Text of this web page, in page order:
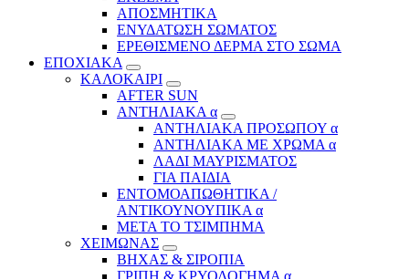
ΑΠΟΣΜΗΤΙΚΑ
ΕΝΥΔΑΤΩΣΗ ΣΩΜΑΤΟΣ
ΕΡΕΘΙΣΜΕΝΟ ΔΕΡΜΑ ΣΤΟ ΣΩΜΑ
ΕΠΟΧΙΑΚΑ
ΚΑΛΟΚΑΙΡΙ
AFTER SUN
ΑΝΤΗΛΙΑΚΑ α
ΑΝΤΗΛΙΑΚΑ ΠΡΟΣΩΠΟΥ α
ΑΝΤΗΛΙΑΚΑ ΜΕ ΧΡΩΜΑ α
ΛΑΔΙ ΜΑΥΡΙΣΜΑΤΟΣ
ΓΙΑ ΠΑΙΔΙΑ
ΕΝΤΟΜΟΑΠΩΘΗΤΙΚΑ /
ΑΝΤΙΚΟΥΝΟΥΠΙΚΑ α
ΜΕΤΑ ΤΟ ΤΣΙΜΠΗΜΑ
ΧΕΙΜΩΝΑΣ
ΒΗΧΑΣ & ΣΙΡΟΠΙΑ
ΓΡΙΠΗ & ΚΡΥΟΛΟΓΗΜΑ α